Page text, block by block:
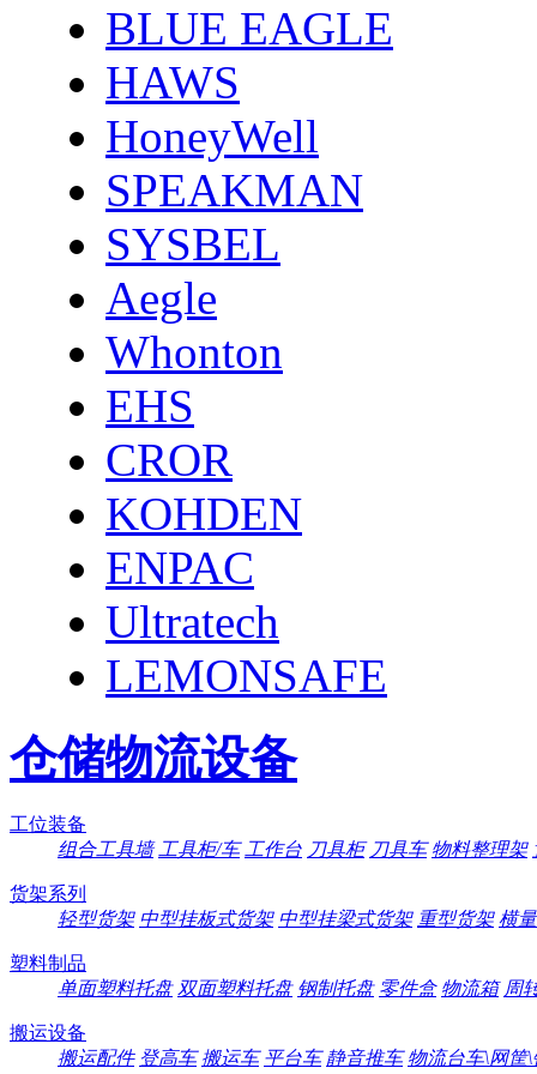
BLUE EAGLE
HAWS
HoneyWell
SPEAKMAN
SYSBEL
Aegle
Whonton
EHS
CROR
KOHDEN
ENPAC
Ultratech
LEMONSAFE
仓储物流设备
工位装备
组合工具墙 工具柜/车 工作台 刀具柜 刀具车 物料整理架
货架系列
轻型货架 中型挂板式货架 中型挂梁式货架 重型货架 横
塑料制品
单面塑料托盘 双面塑料托盘 钢制托盘 零件盒 物流箱 周
搬运设备
搬运配件 登高车 搬运车 平台车 静音推车 物流台车\网筐